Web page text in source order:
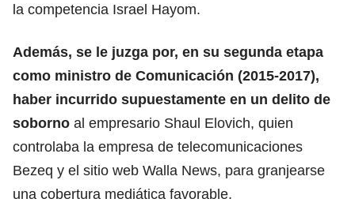
la competencia Israel Hayom.
Además, se le juzga por, en su segunda etapa
como ministro de Comunicación (2015-2017),
haber incurrido supuestamente en un delito de
soborno al empresario Shaul Elovich, quien
controlaba la empresa de telecomunicaciones
Bezeq y el sitio web Walla News, para granjearse
una cobertura mediática favorable.